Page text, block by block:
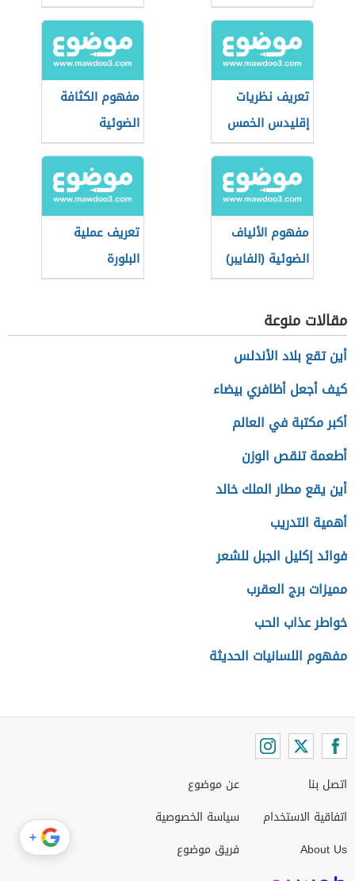
تعريف نظريات
إقليدس الخمس
مفهوم الكثافة
الضوئية
مفهوم الألياف
الضوئية (الفايبر)
تعريف عملية
البلورة
مقالات منوعة
أين تقع بلاد الأندلس
كيف أجعل أظافري بيضاء
أكبر مكتبة في العالم
أطعمة تنقص الوزن
أين يقع مطار الملك خالد
أهمية التدريب
فوائد إكليل الجبل للشعر
مميزات برج العقرب
خواطر عذاب الحب
مفهوم اللسانيات الحديثة
اتصل بنا
اتفاقية الاستخدام
About Us
عن موضوع
سياسة الخصوصية
فريق موضوع
+